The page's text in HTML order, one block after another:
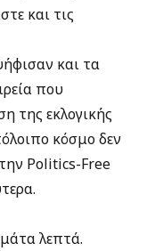
και τις
και τα
που
της εκλογικής
κόσμο δεν
Politics-Free
λεπτά.